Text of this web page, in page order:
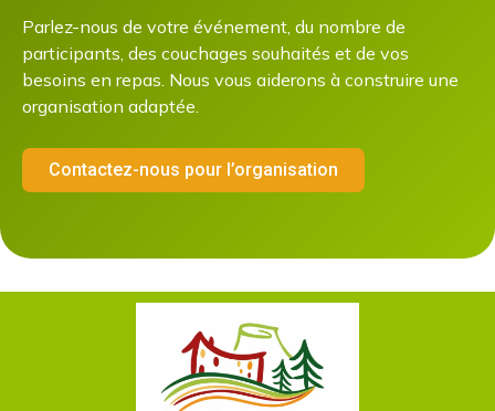
Parlez-nous de votre événement, du nombre de
participants, des couchages souhaités et de vos
besoins en repas. Nous vous aiderons à construire une
organisation adaptée.
Contactez-nous pour l’organisation